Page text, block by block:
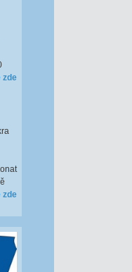
zde
zde